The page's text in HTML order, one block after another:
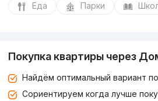
Еда Парки
Покупка квартиры через
Найдём оптимальный вариант
Сориентируем когда лучше